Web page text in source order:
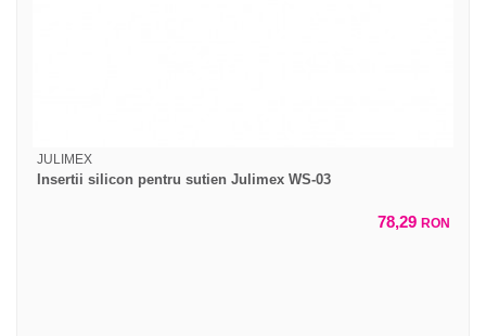
JULIMEX
Insertii silicon pentru sutien Julimex WS-03
78,29 RON